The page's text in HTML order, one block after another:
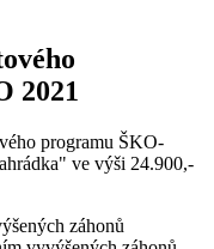
2021
programu ŠKO-
ve výši 24.900,-
záhonů